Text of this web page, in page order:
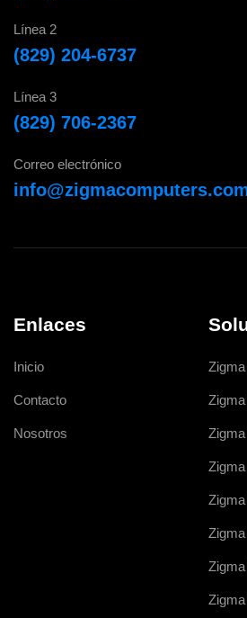
Línea 2
(829) 204-6737
Línea 3
(829) 706-2367
Correo electrónico
Enlaces
Inicio
Contacto
Nosotros